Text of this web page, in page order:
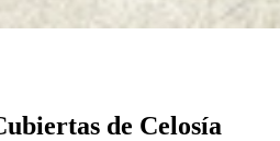
de Celosía